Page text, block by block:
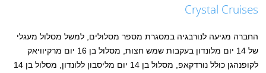
Crystal Cruises
החברה מגיעה לנורבגיה במסגרת מספר מסלולים, למשל מסלול מעגלי
של 14 יום מלונדון בעקבות שמש חצות, מסלול בן 16 יום מרקיוויאק
לקופנהגן כולל נורדקאפ, מסלול בן 14 יום מליסבון ללונדון, מסלול בן 14